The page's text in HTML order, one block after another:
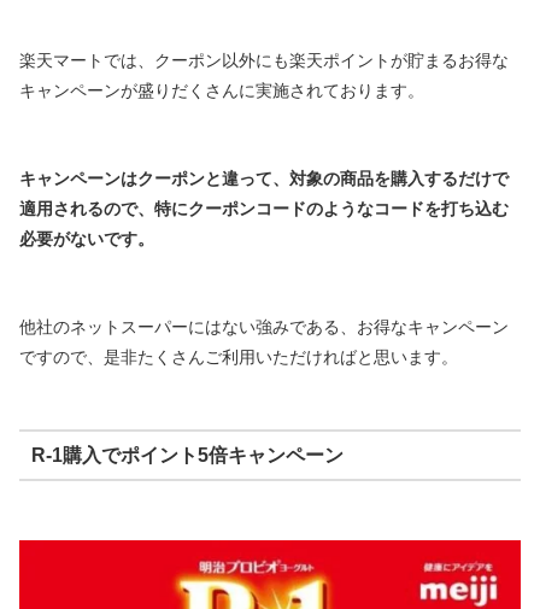
楽天マートでは、クーポン以外にも楽天ポイントが貯まるお得な
キャンペーンが盛りだくさんに実施されております。
キャンペーンはクーポンと違って、対象の商品を購入するだけで
適用されるので、特にクーポンコードのようなコードを打ち込む
必要がないです。
他社のネットスーパーにはない強みである、お得なキャンペーン
ですので、是非たくさんご利用いただければと思います。
R-1購入でポイント5倍キャンペーン